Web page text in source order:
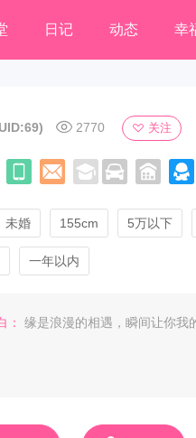
日记 动态 幸
2770 关注
未婚 155cm 5万以下
一年以内
： 缘是浪漫的相遇，瞬间让你我